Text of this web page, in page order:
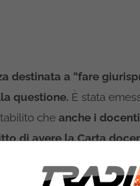
destinata a “fare
questione. È stata
che anche i
di avere la Carta
professionale